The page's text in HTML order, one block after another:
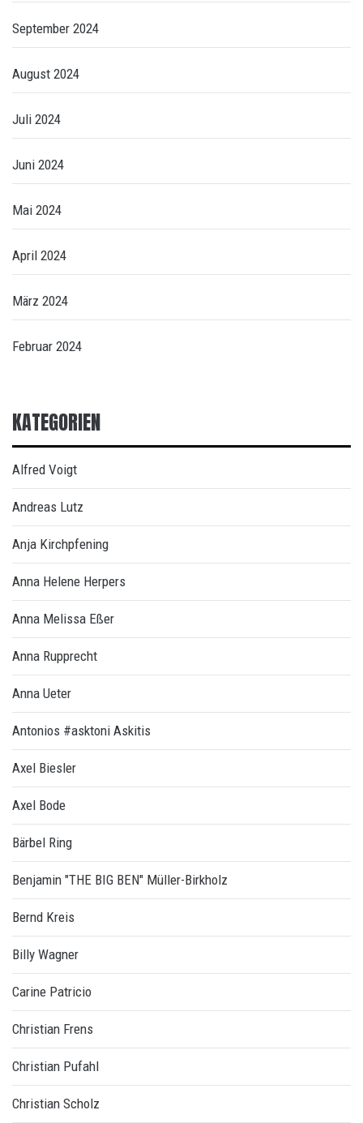
September 2024
August 2024
Juli 2024
Juni 2024
Mai 2024
April 2024
März 2024
Februar 2024
KATEGORIEN
Alfred Voigt
Andreas Lutz
Anja Kirchpfening
Anna Helene Herpers
Anna Melissa Eßer
Anna Rupprecht
Anna Ueter
Antonios #asktoni Askitis
Axel Biesler
Axel Bode
Bärbel Ring
Benjamin "THE BIG BEN" Müller-Birkholz
Bernd Kreis
Billy Wagner
Carine Patricio
Christian Frens
Christian Pufahl
Christian Scholz